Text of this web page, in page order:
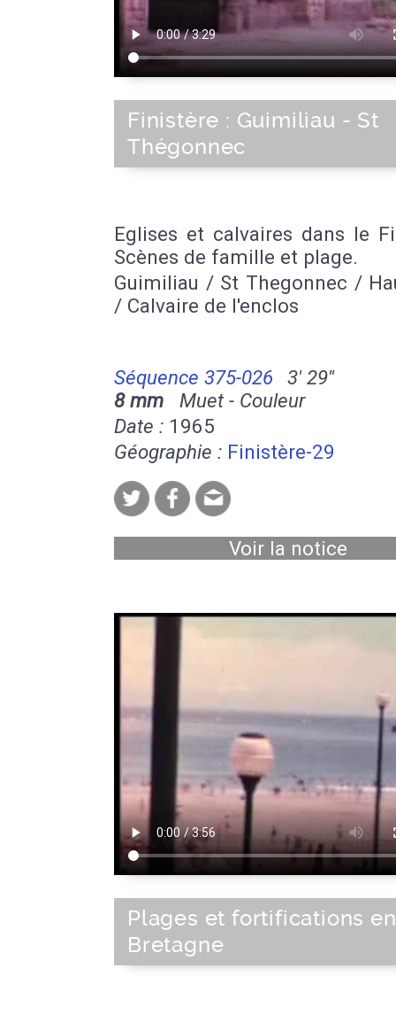
Finistère : Guimiliau - St
Thégonnec
Eglises et calvaires dans le
Scènes de famille et plage.
Guimiliau / St Thegonnec /
/ Calvaire de l'enclos
Séquence 375-026
3' 29''
8 mm Muet - Couleur
Date : 1965
Géographie : Finistère-29
Voir la notice
Plages et fortifications en
Bretagne